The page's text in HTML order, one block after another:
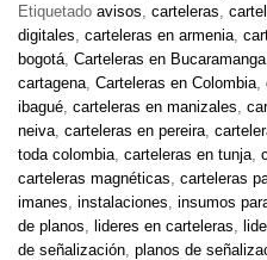
Etiquetado avisos carteleras
digitales carteleras en armenia
bogotá Carteleras en Bucaramanga
cartagena Carteleras en Colombia
ibagué carteleras en manizales
neiva carteleras en pereira
toda colombia carteleras en tunja
carteleras magnéticas carteleras
imanes instalaciones insumos
de planos lideres en carteleras
de señalización planos de